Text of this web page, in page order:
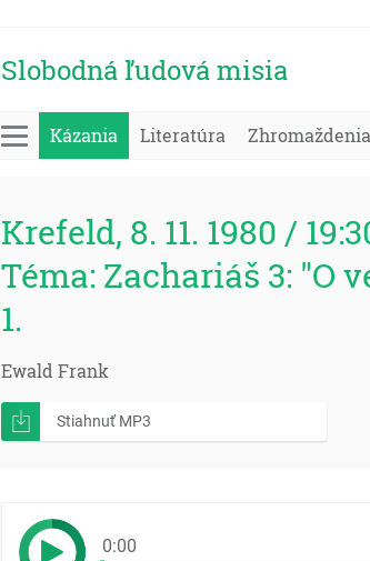
Slobodná ľudová misia
Kázania Literatúra Zhromaždenia
Krefeld, 8. 11. 1980 /
Téma: Zachariáš 3: "O
1.
Ewald Frank
Stiahnuť MP3
0:00